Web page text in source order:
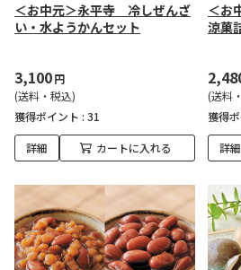
＜お中元＞永平寺 冷しぜんざ
い・水ようかんセット
3,100円
(送料・税込)
獲得ポイント : 31
詳細 カートに入れる
＜お
涼菓
(送料
獲得
詳細